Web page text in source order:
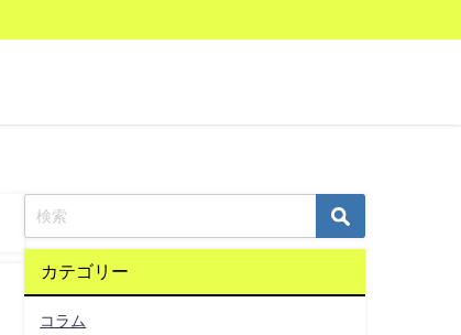
カテゴリー
コラム